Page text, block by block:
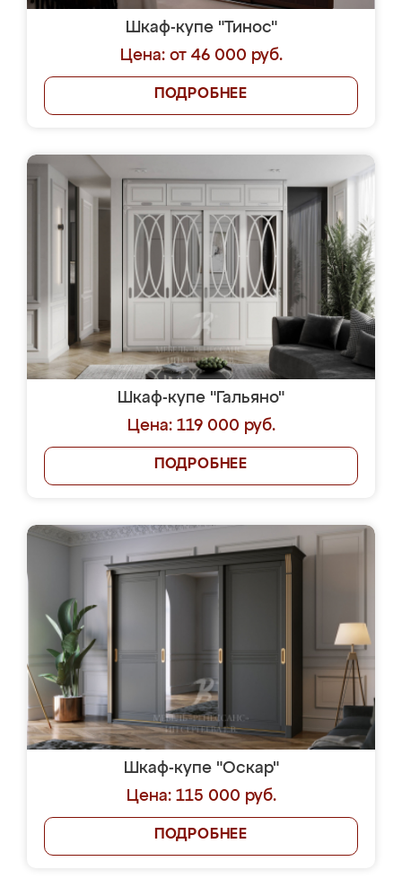
Шкаф-купе "Тинос"
Цена: от 46 000 руб.
ПОДРОБНЕЕ
Шкаф-купе "Гальяно"
Цена: 119 000 руб.
ПОДРОБНЕЕ
Шкаф-купе "Оскар"
Цена: 115 000 руб.
ПОДРОБНЕЕ